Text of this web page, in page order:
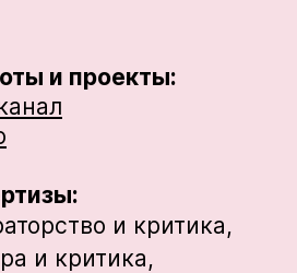
и проекты:
и критика,
и критика,